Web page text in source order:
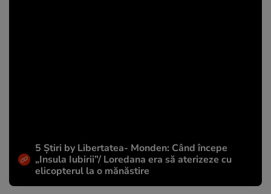
5 Știri by Libertatea- Monden: Când începe
„Insula Iubirii”/ Loredana era să aterizeze cu
elicopterul la o mănăstire